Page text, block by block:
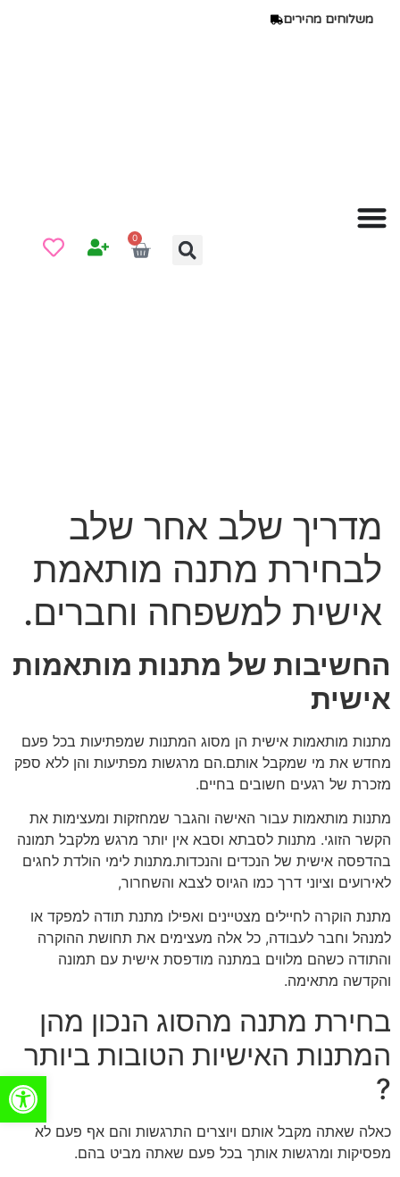
משלוחים מהירים
0
מדריך שלב אחר שלב
לבחירת מתנה מותאמת
אישית למשפחה וחברים.
החשיבות של מתנות מותאמות
אישית
מתנות מותאמות אישית הן מסוג המתנות שמפתיעות בכל פעם
מחדש את מי שמקבל אותם.הם מרגשות מפתיעות והן ללא ספק
מזכרת של רגעים חשובים בחיים.
מתנות מותאמות עבור האישה והגבר שמחזקות ומעצימות את
הקשר הזוגי. מתנות לסבתא וסבא אין יותר מרגש מלקבל תמונה
בהדפסה אישית של הנכדים והנכדות.מתנות לימי הולדת לחגים
לאירועים וציוני דרך כמו הגיוס לצבא והשחרור,
מתנת הוקרה לחיילים מצטיינים ואפילו מתנת תודה למפקד או
למנהל וחבר לעבודה, כל אלה מעצימים את תחושת ההוקרה
והתודה כשהם מלווים במתנה מודפסת אישית עם תמונה
והקדשה מתאימה.
בחירת מתנה מהסוג הנכון מהן
המתנות האישיות הטובות ביותר
?
כאלה שאתה מקבל אותם ויוצרים התרגשות והם אף פעם לא
מפסיקות ומרגשות אותך בכל פעם שאתה מביט בהם.
פתח